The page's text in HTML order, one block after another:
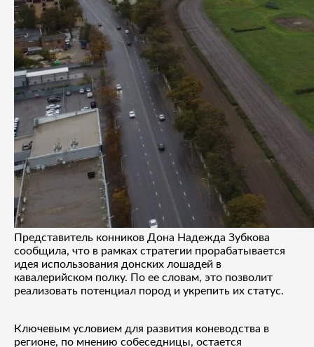
Представитель конников Дона Надежда Зубкова
сообщила, что в рамках стратегии прорабатывается
идея использования донских лошадей в
кавалерийском полку. По ее словам, это позволит
реализовать потенциал пород и укрепить их статус.
Ключевым условием для развития коневодства в
регионе, по мнению собеседницы, остается